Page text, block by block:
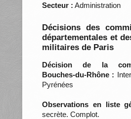
Secteur : Administration
Décisions des
départementales et
militaires de Paris
Décision de la
Bouches-du-Rhône :
Pyrénées
Observations en liste
secrète. Complot.